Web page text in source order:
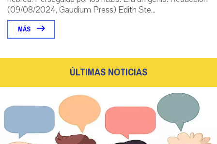
(09/08/2024, Gaudium Press) Edith Ste...
MÁS
ÚLTIMAS NOTICIAS